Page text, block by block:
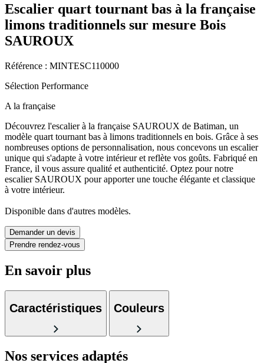
Escalier quart tournant bas à la française
limons traditionnels sur mesure Bois
SAUROUX
Référence : MINTESC110000
Sélection Performance
A la française
Découvrez l'escalier à la française SAUROUX de Batiman, un
modèle quart tournant bas à limons traditionnels en bois. Grâce à ses
nombreuses options de personnalisation, nous concevons un escalier
unique qui s'adapte à votre intérieur et reflète vos goûts. Fabriqué en
France, il vous assure qualité et authenticité. Optez pour notre
escalier SAUROUX pour apporter une touche élégante et classique
à votre intérieur.
Disponible dans d'autres modèles.
Demander un devis
Prendre rendez-vous
En savoir plus
Caractéristiques Couleurs
Nos services adaptés